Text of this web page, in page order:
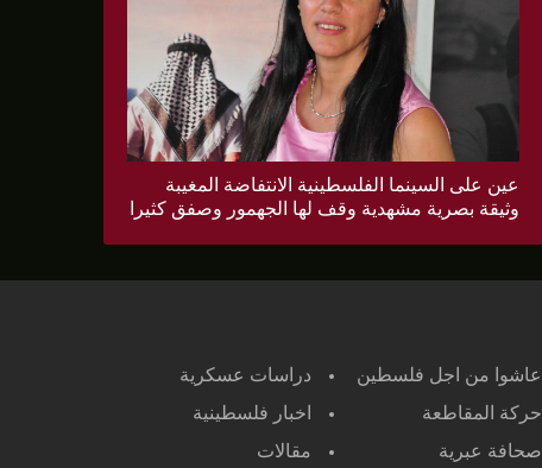
عين على السينما الفلسطينية الانتفاضة المغيبة
وثيقة بصرية مشهدية وقف لها الجهمور وصفق كثيرا
عاشوا من اجل فلسطين
دراسات عسكرية
حركة المقاطعة
اخبار فلسطينية
صحافة عبرية مقالات